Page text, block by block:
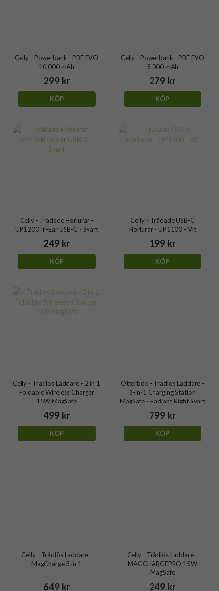
Celly - Powerbank - PBE EVO
10 000 mAh
299 kr
KÖP
Celly - Powerbank - PBE EVO
5 000 mAh
279 kr
KÖP
Celly - Trådade Hörlurar -
UP1200 In-Ear USB-C - Svart
249 kr
KÖP
Celly - Trådade USB-C
Hörlurar - UP1100 - Vit
199 kr
KÖP
Celly - Trådlös Laddare - 2 in 1
Foldable Wireless Charger
15W MagSafe
499 kr
KÖP
Otterbox - Trådlös Laddare -
3-in-1 Charging Station
MagSafe - Radiant Night Svart
799 kr
KÖP
Celly - Trådlös Laddare -
MagCharge 3 in 1
649 kr
Celly - Trådlös Laddare -
MAGCHARGEPRO 15W
MagSafe
249 kr